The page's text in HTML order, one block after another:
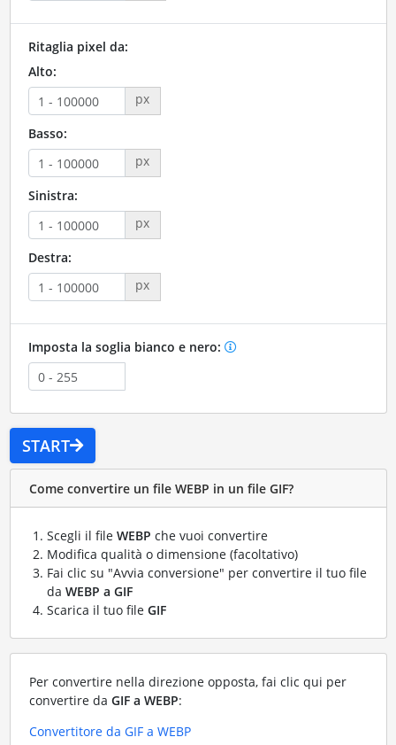
Ritaglia pixel da:
Alto:
px
Basso:
px
Sinistra:
px
Destra:
px
Imposta la soglia bianco e nero:
START
Come convertire un file WEBP in un file GIF?
Scegli il file WEBP che vuoi convertire
Modifica qualità o dimensione (facoltativo)
Fai clic su "Avvia conversione" per convertire il tuo file
da WEBP a GIF
Scarica il tuo file GIF
Per convertire nella direzione opposta, fai clic qui per
convertire da GIF a WEBP:
Convertitore da GIF a WEBP